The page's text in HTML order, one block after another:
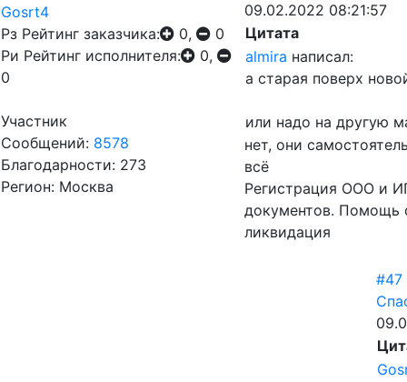
Gosrt4
Рз Рейтинг заказчика: 0,
0
Ри Рейтинг исполнителя:
0,
0
Участник
Сообщений: 8578
Благодарности: 273
Регион: Москва
09.02.2022 08:21:57
Цитата
almira написал:
а старая поверх
или надо на другую
нет, они
всё
Регистрация ООО и
документов. Помощь
ликвидация
#47